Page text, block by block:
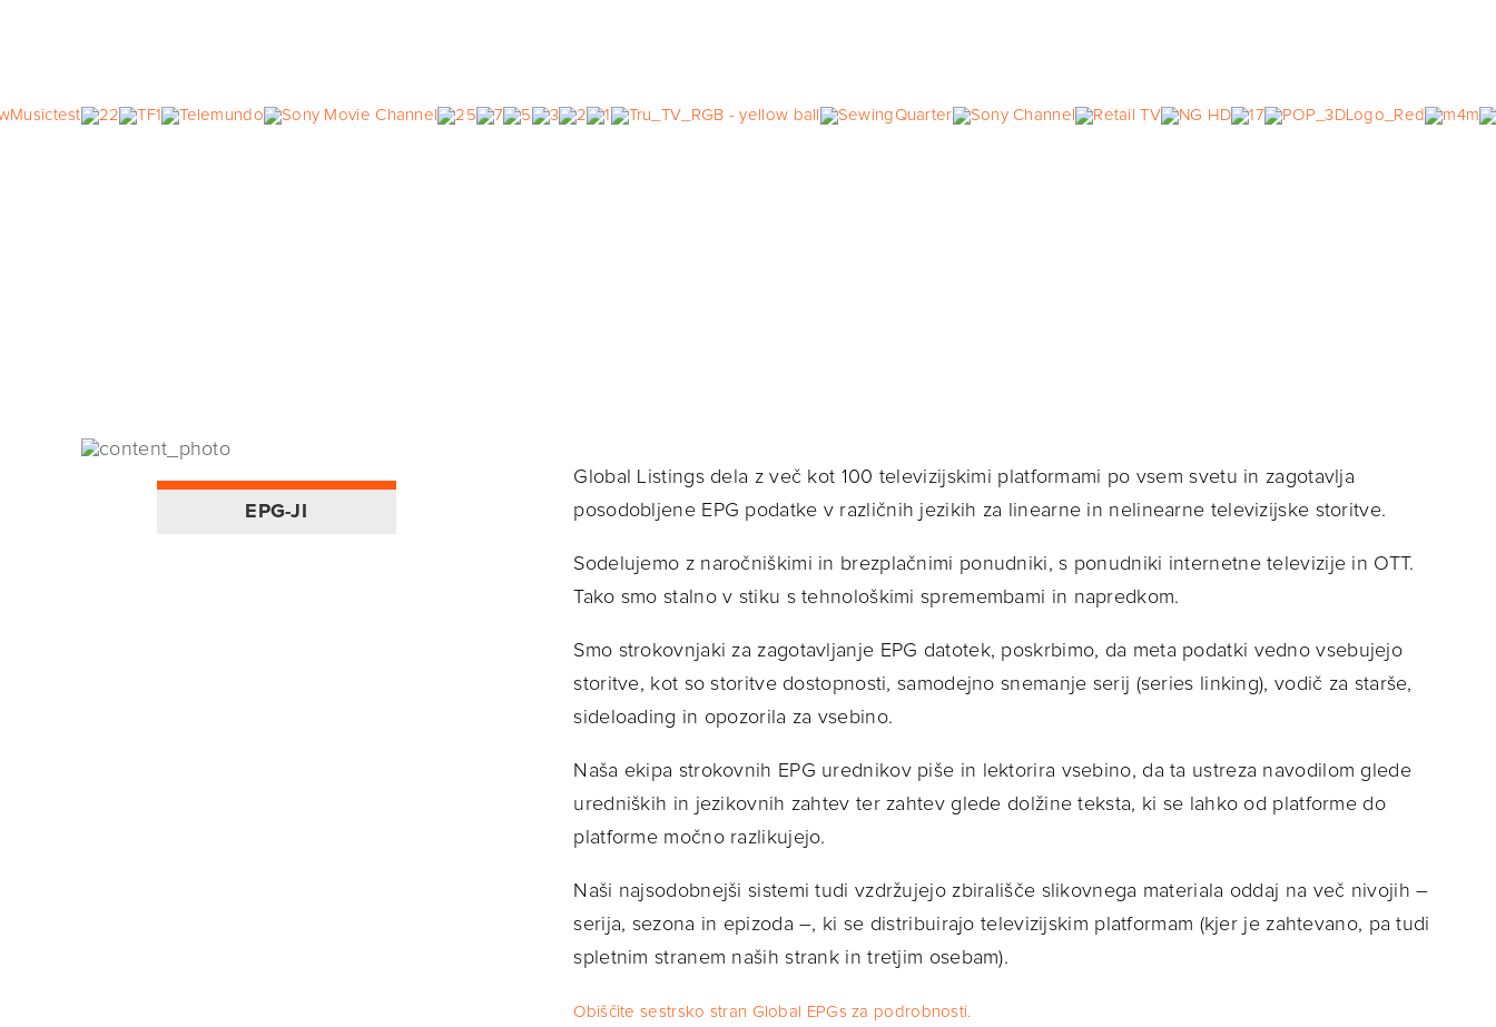
EPG-JI
Global Listings dela z več kot 100 televizijskimi platformami po vsem svetu in zagotavlja
posodobljene EPG podatke v različnih jezikih za linearne in nelinearne televizijske storitve.
Sodelujemo z naročniškimi in brezplačnimi ponudniki, s ponudniki internetne televizije in OTT.
Tako smo stalno v stiku s tehnološkimi spremembami in napredkom.
Smo strokovnjaki za zagotavljanje EPG datotek, poskrbimo, da meta podatki vedno vsebujejo
storitve, kot so storitve dostopnosti, samodejno snemanje serij (series linking), vodič za starše,
sideloading in opozorila za vsebino.
Naša ekipa strokovnih EPG urednikov piše in lektorira vsebino, da ta ustreza navodilom glede
uredniških in jezikovnih zahtev ter zahtev glede dolžine teksta, ki se lahko od platforme do
platforme močno razlikujejo.
Naši najsodobnejši sistemi tudi vzdržujejo zbirališče slikovnega materiala oddaj na več nivojih –
serija, sezona in epizoda –, ki se distribuirajo televizijskim platformam (kjer je zahtevano, pa tudi
spletnim stranem naših strank in tretjim osebam).
Obiščite sestrsko stran Global EPGs za podrobnosti.